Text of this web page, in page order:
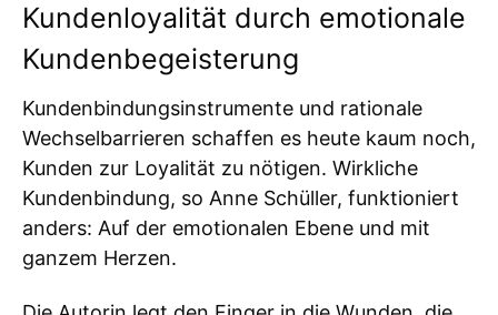
Kundenloyalität durch emotionale
Kundenbegeisterung
Kundenbindungsinstrumente und rationale
Wechselbarrieren schaffen es heute kaum noch,
Kunden zur Loyalität zu nötigen. Wirkliche
Kundenbindung, so Anne Schüller, funktioniert
anders: Auf der emotionalen Ebene und mit
ganzem Herzen.